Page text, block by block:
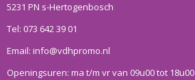
5231 PN s-Hertogenbosch
Tel: 073 642 39 01
Email: info@vdhpromo.nl
Openingsuren: ma t/m vr van 09u00 tot 18u00